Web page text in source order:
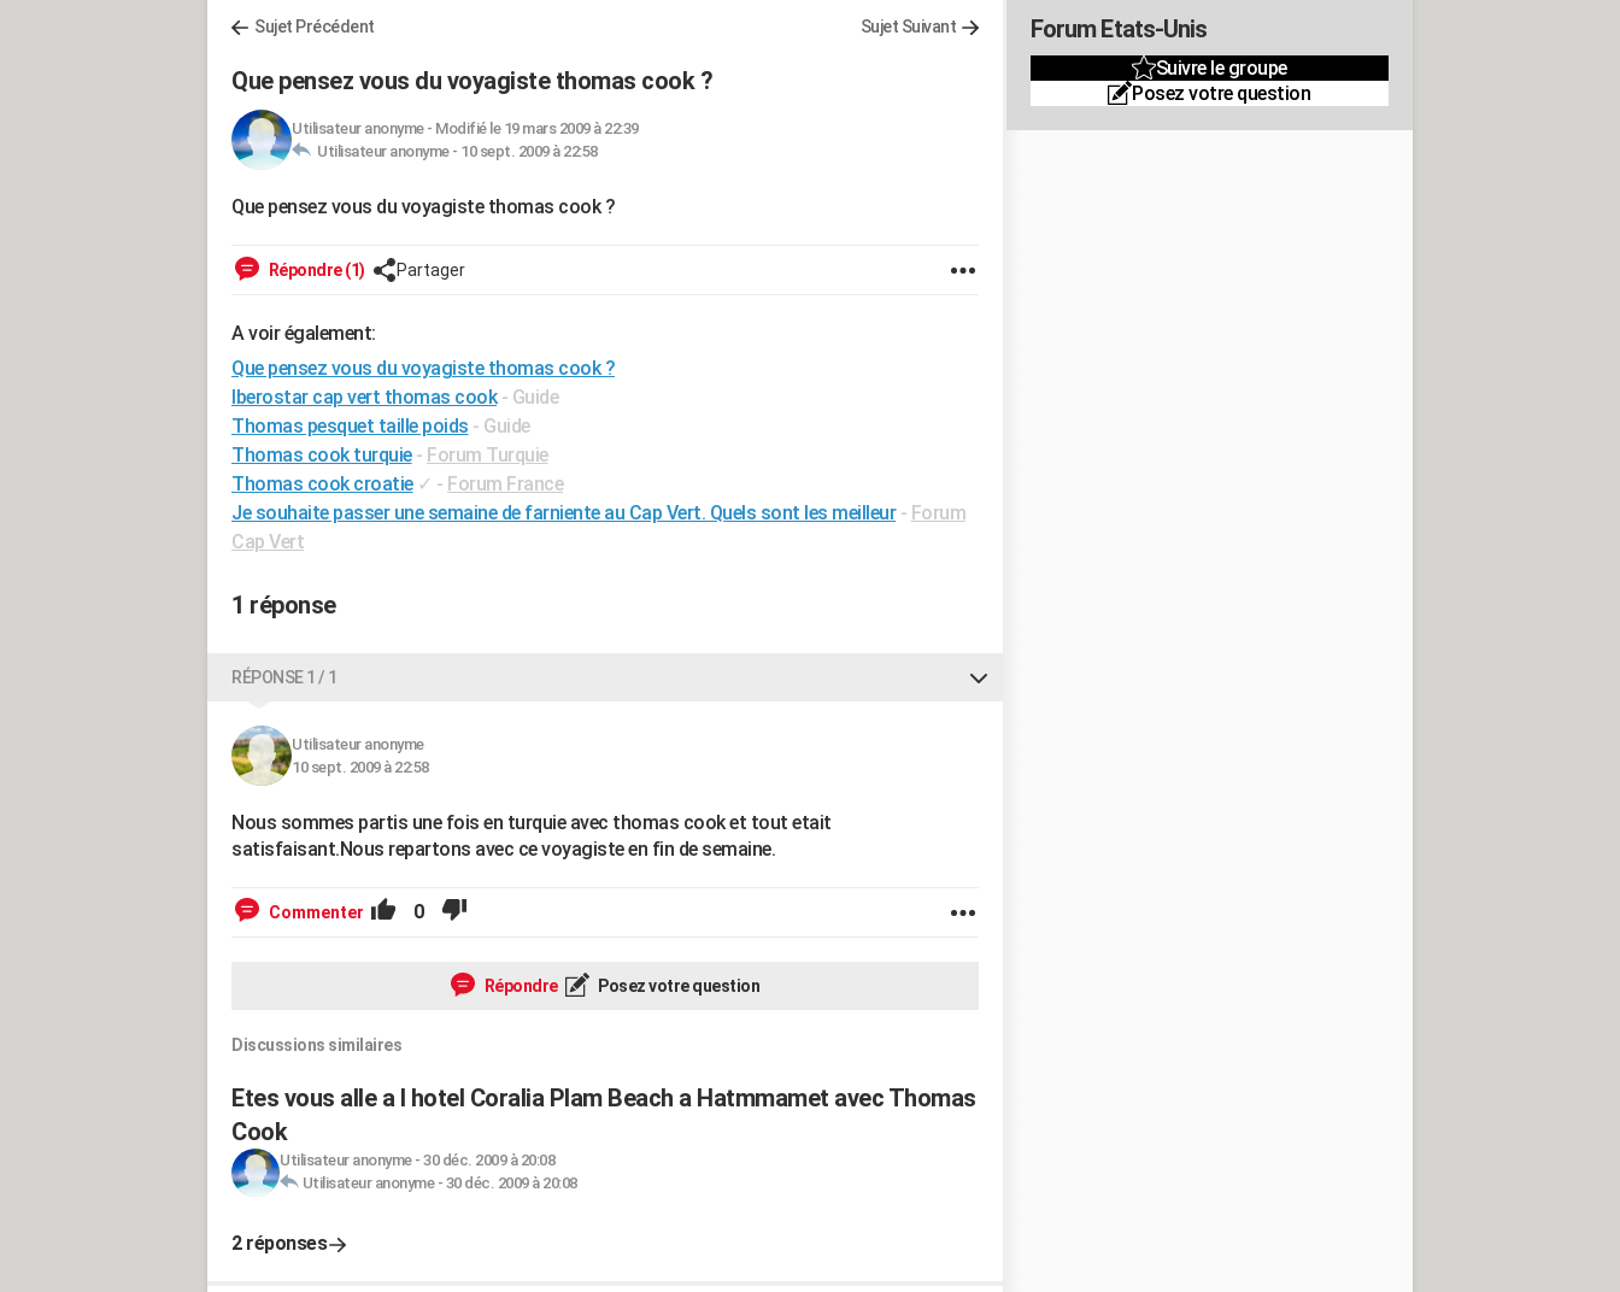
Sujet Précédent Sujet Suivant
Que pensez vous du voyagiste thomas cook ?
Utilisateur anonyme- Modifié le 19 mars 2009 à 22:39
Utilisateur anonyme - 10 sept. 2009 à 22:58
Que pensez vous du voyagiste thomas cook ?
Répondre (1) Partager
A voir également:
Que pensez vous du voyagiste thomas cook ?
Iberostar cap vert thomas cook - Guide
Thomas pesquet taille poids - Guide
Thomas cook turquie - Forum Turquie
Thomas cook croatie ✓ - Forum France
Je souhaite passer une semaine de farniente au Cap Vert. Quels sont les meilleur - Forum
Cap Vert
1 réponse
RÉPONSE 1 / 1
Utilisateur anonyme
10 sept. 2009 à 22:58
Nous sommes partis une fois en turquie avec thomas cook et tout etait
satisfaisant.Nous repartons avec ce voyagiste en fin de semaine.
Commenter 0
Répondre Posez votre question
Discussions similaires
Etes vous alle a l hotel Coralia Plam Beach a Hatmmamet avec Thomas
Cook
Utilisateur anonyme- 30 déc. 2009 à 20:08
Utilisateur anonyme- 30 déc. 2009 à 20:08
2 réponses
Forum Etats-Unis
Suivre le groupe
Posez votre question